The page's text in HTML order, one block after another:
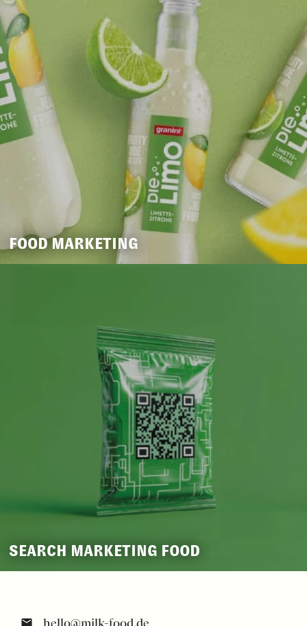
FOOD MARKETING
SEARCH MARKETING FOOD
hello@milk-food.de